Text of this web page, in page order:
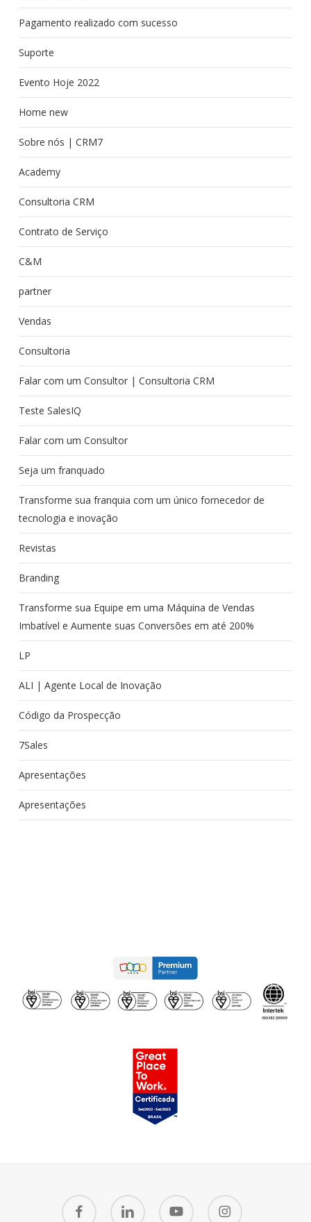
Pagamento realizado com sucesso
Suporte
Evento Hoje 2022
Home new
Sobre nós | CRM7
Academy
Consultoria CRM
Contrato de Serviço
C&M
partner
Vendas
Consultoria
Falar com um Consultor | Consultoria CRM
Teste SalesIQ
Falar com um Consultor
Seja um franquado
Transforme sua franquia com um único fornecedor de
tecnologia e inovação
Revistas
Branding
Transforme sua Equipe em uma Máquina de Vendas
Imbatível e Aumente suas Conversões em até 200%
LP
ALI | Agente Local de Inovação
Código da Prospecção
7Sales
Apresentações
Apresentações
facebook linkedin youtube instagram